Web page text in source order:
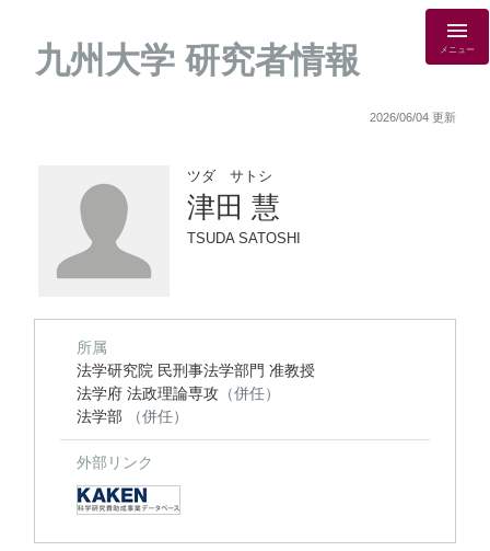
九州大学 研究者情報 メニュー
2026/06/04 更新
ツダ サトシ
津田 慧
TSUDA SATOSHI
所属
法学研究院 民刑事法学部門 准教授
法学府 法政理論専攻 （併任）
法学部
（併任）
外部リンク